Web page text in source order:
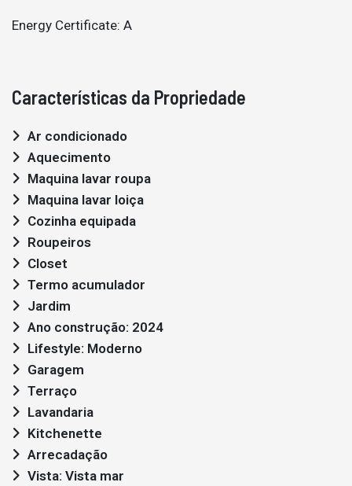
Energy Certificate: A
Características da Propriedade
Ar condicionado
Aquecimento
Maquina lavar roupa
Maquina lavar loiça
Cozinha equipada
Roupeiros
Closet
Termo acumulador
Jardim
Ano construção: 2024
Lifestyle: Moderno
Garagem
Terraço
Lavandaria
Kitchenette
Arrecadação
Vista: Vista mar